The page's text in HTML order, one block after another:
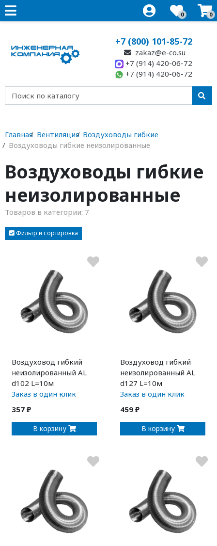
0 0
+7 (800) 101-85-72
zakaz@e-co.su
+7 (914) 420-06-72
+7 (914) 420-06-72
Главная Вентиляция Воздуховоды гибкие
Воздуховоды гибкие неизолированные
Воздуховоды гибкие
неизолированные
Товаров в категории: 7
Фильтр и сортировка
Воздуховод гибкий
неизолированный AL
d102 L=10м
Заказ в один клик
357 ₽
В корзину
Воздуховод гибкий
неизолированный AL
d127 L=10м
Заказ в один клик
459 ₽
В корзину